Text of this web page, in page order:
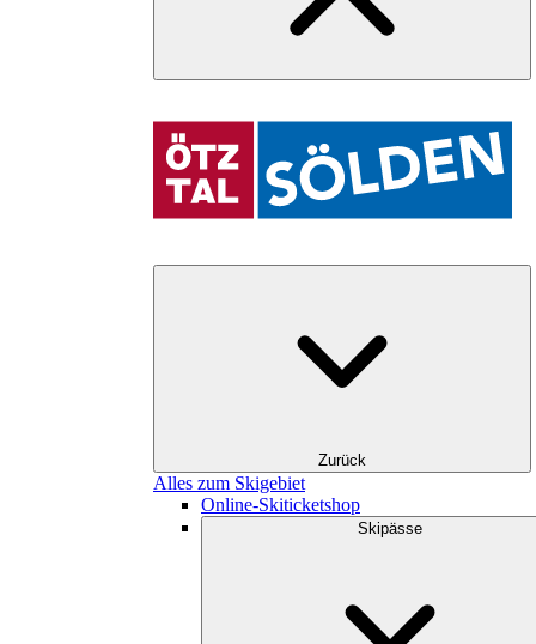
Zurück
Alles zum Skigebiet
Online-Skiticketshop
Skipässe